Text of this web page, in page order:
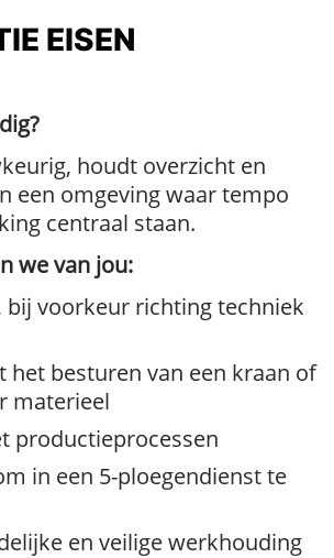
EISEN
houdt overzicht en
een omgeving waar tempo
centraal staan.
we van jou:
bij voorkeur richting techniek
het besturen van een kraan of
materieel
productieprocessen
in een 5-ploegendienst te
en veilige werkhouding